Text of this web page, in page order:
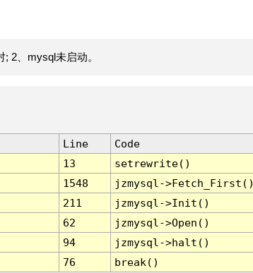
2、mysql未启动。
Line
Code
13
setrewrite()
1548
jzmysql-
211
jzmysql->Init()
62
jzmysql->Open()
94
jzmysql->halt()
76 break()